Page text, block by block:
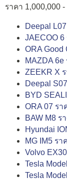
ราคา 1,000,000 -
Deepal
JAECOO 6
ORA Good
MAZDA 6e
ZEEKR X
Deepal
BYD
ORA 07 รา
BAW M8 ร
Hyundai
MG IM5 รา
Volvo
Tesla
Tesla